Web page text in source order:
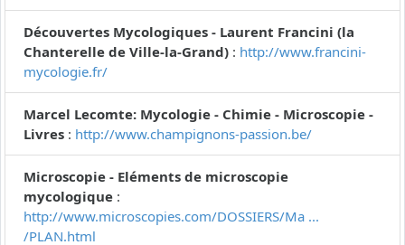
Découvertes Mycologiques - Laurent Francini (la
Chanterelle de Ville-la-Grand) : http://www.francini-
mycologie.fr/
Marcel Lecomte: Mycologie - Chimie - Microscopie -
Livres : http://www.champignons-passion.be/
Microscopie - Eléments de microscopie
mycologique :
http://www.microscopies.com/DOSSIERS/Ma ...
/PLAN.html